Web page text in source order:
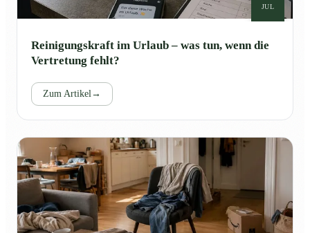
JUL
Reinigungskraft im Urlaub – was tun, wenn die
Vertretung fehlt?
Zum Artikel→